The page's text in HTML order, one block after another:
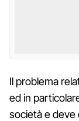
Il problema
ed in
società e